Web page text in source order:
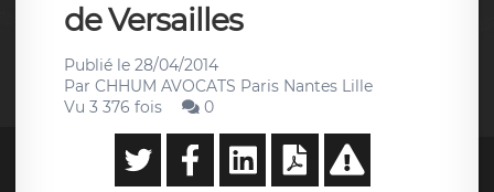
de Versailles
Publié le 28/04/2014
Par CHHUM AVOCATS Paris Nantes Lille
Vu 3 376 fois
0